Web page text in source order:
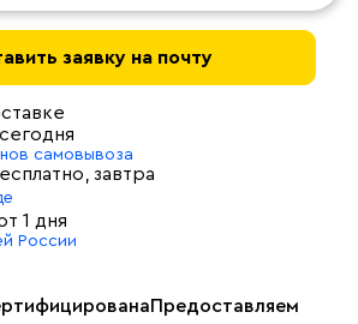
заявку на почту
сегодня
самовывоза
, завтра
1 дня
России
Предоставляем